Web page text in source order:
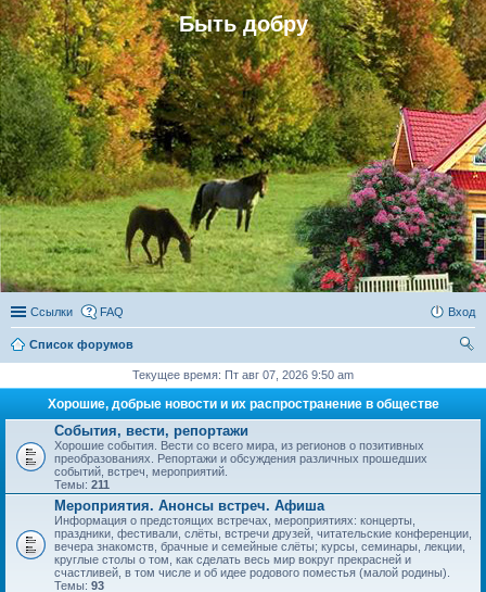
Быть добру
Ссылки FAQ Вход
Список форумов
Текущее время: Пт авг 07, 2026 9:50 am
Хорошие, добрые новости и их распространение в обществе
События, вести, репортажи
Хорошие события. Вести со всего мира, из регионов о позитивных
преобразованиях. Репортажи и обсуждения различных прошедших
событий, встреч, мероприятий.
Темы: 211
Мероприятия. Анонсы встреч. Афиша
Информация о предстоящих встречах, мероприятиях: концерты,
праздники, фестивали, слёты, встречи друзей, читательские конференции,
вечера знакомств, брачные и семейные слёты; курсы, семинары, лекции,
круглые столы о том, как сделать весь мир вокруг прекрасней и
счастливей, в том числе и об идее родового поместья (малой родины).
Темы: 93